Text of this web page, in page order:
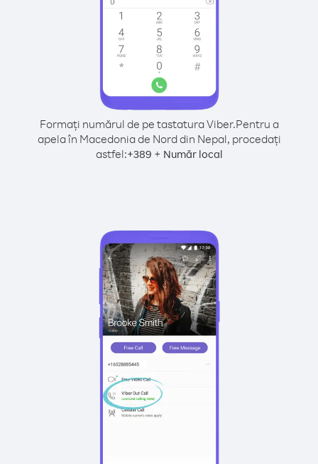
Formați numărul de pe tastatura Viber.Pentru a
apela în Macedonia de Nord din Nepal, procedați
astfel:+389 + Număr local